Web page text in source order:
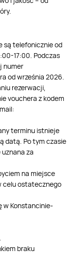
są telefonicznie od
17:00. Podczas
numer
od września 2026.
rezerwacji,
vouchera z kodem
terminu istnieje
datą. Po tym czasie
za
na miejsce
celu ostatecznego
w Konstancinie-
braku